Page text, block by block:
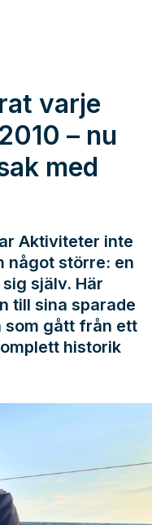
varje
– nu
med
Aktiviteter inte
något större: en
själv. Här
till sina sparade
som gått från ett
historik